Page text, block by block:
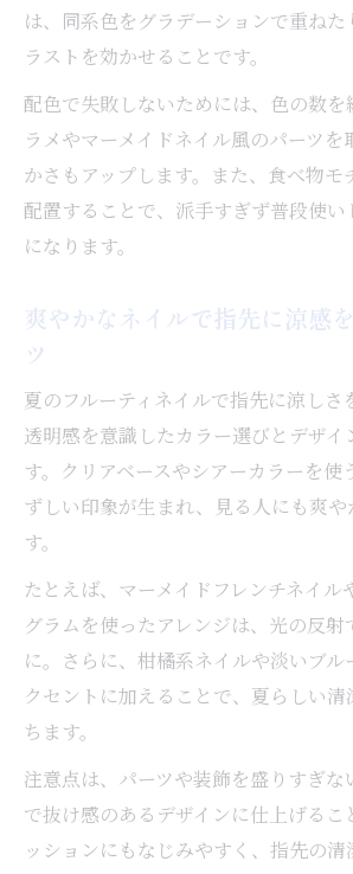
は、同系色をグラデーションで重ねた
ラストを効かせることです。
配色で失敗しないためには、色の数
ラメやマーメイドネイル風のパーツを
かさもアップします。また、食べ物モ
配置することで、派手すぎず普段使い
になります。
爽やかなネイルで指先に涼感
ツ
夏のフルーティネイルで指先に涼しさ
透明感を意識したカラー選びとデザイ
す。クリアベースやシアーカラーを使
ずしい印象が生まれ、見る人にも爽や
す。
たとえば、マーメイドフレンチネイル
グラムを使ったアレンジは、光の反
に。さらに、柑橘系ネイルや淡いブル
クセントに加えることで、夏らしい
ちます。
注意点は、パーツや装飾を盛りすぎな
で抜け感のあるデザインに仕上げるこ
ッションにもなじみやすく、指先の清